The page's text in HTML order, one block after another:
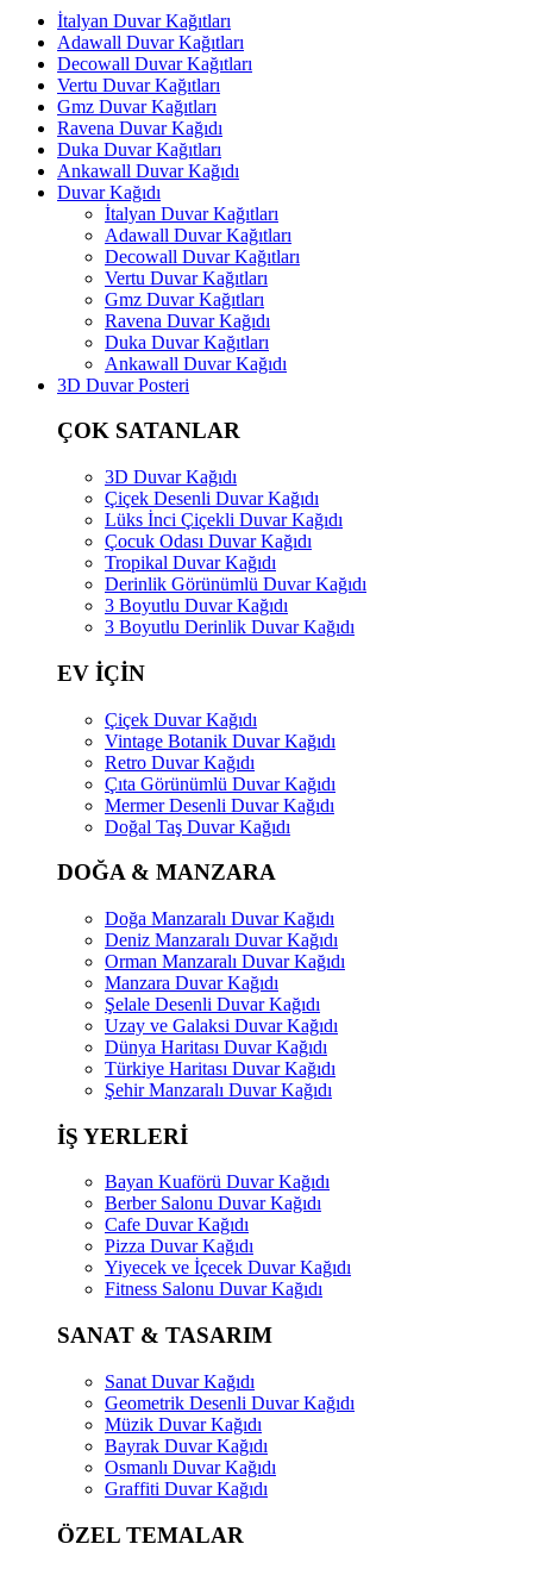
İtalyan Duvar Kağıtları
Adawall Duvar Kağıtları
Decowall Duvar Kağıtları
Vertu Duvar Kağıtları
Gmz Duvar Kağıtları
Ravena Duvar Kağıdı
Duka Duvar Kağıtları
Ankawall Duvar Kağıdı
Duvar Kağıdı
İtalyan Duvar Kağıtları
Adawall Duvar Kağıtları
Decowall Duvar Kağıtları
Vertu Duvar Kağıtları
Gmz Duvar Kağıtları
Ravena Duvar Kağıdı
Duka Duvar Kağıtları
Ankawall Duvar Kağıdı
3D Duvar Posteri
ÇOK SATANLAR
3D Duvar Kağıdı
Çiçek Desenli Duvar Kağıdı
Lüks İnci Çiçekli Duvar Kağıdı
Çocuk Odası Duvar Kağıdı
Tropikal Duvar Kağıdı
Derinlik Görünümlü Duvar Kağıdı
3 Boyutlu Duvar Kağıdı
3 Boyutlu Derinlik Duvar Kağıdı
EV İÇİN
Çiçek Duvar Kağıdı
Vintage Botanik Duvar Kağıdı
Retro Duvar Kağıdı
Çıta Görünümlü Duvar Kağıdı
Mermer Desenli Duvar Kağıdı
Doğal Taş Duvar Kağıdı
DOĞA & MANZARA
Doğa Manzaralı Duvar Kağıdı
Deniz Manzaralı Duvar Kağıdı
Orman Manzaralı Duvar Kağıdı
Manzara Duvar Kağıdı
Şelale Desenli Duvar Kağıdı
Uzay ve Galaksi Duvar Kağıdı
Dünya Haritası Duvar Kağıdı
Türkiye Haritası Duvar Kağıdı
Şehir Manzaralı Duvar Kağıdı
İŞ YERLERİ
Bayan Kuaförü Duvar Kağıdı
Berber Salonu Duvar Kağıdı
Cafe Duvar Kağıdı
Pizza Duvar Kağıdı
Yiyecek ve İçecek Duvar Kağıdı
Fitness Salonu Duvar Kağıdı
SANAT & TASARIM
Sanat Duvar Kağıdı
Geometrik Desenli Duvar Kağıdı
Müzik Duvar Kağıdı
Bayrak Duvar Kağıdı
Osmanlı Duvar Kağıdı
Graffiti Duvar Kağıdı
ÖZEL TEMALAR